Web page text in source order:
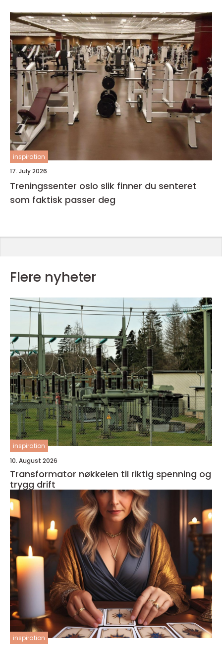
inspiration
17. July 2026
Treningssenter oslo slik finner du senteret
som faktisk passer deg
Flere nyheter
inspiration
10. August 2026
Transformator nøkkelen til riktig spenning og
trygg drift
inspiration